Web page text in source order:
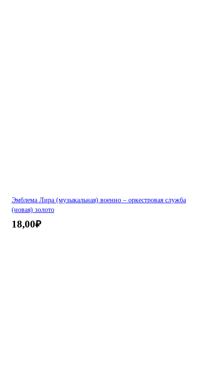
Эмблема Лира (музыкальная) военно – оркестровая служба
(новая) золото
18,00₽